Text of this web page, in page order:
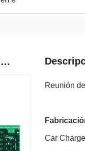
PRODUCTOS RELACIONADOS
Reunión
Car